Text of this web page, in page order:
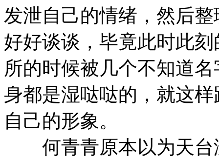
发泄自己的情绪，然后
好好谈谈，毕竟此时此
所的时候被几个不知道
身都是湿哒哒的，就这
自己的形象。
何青青原本以为天台